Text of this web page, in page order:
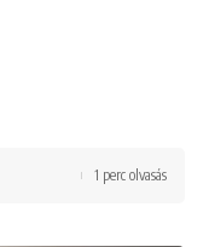
1 perc olvasás